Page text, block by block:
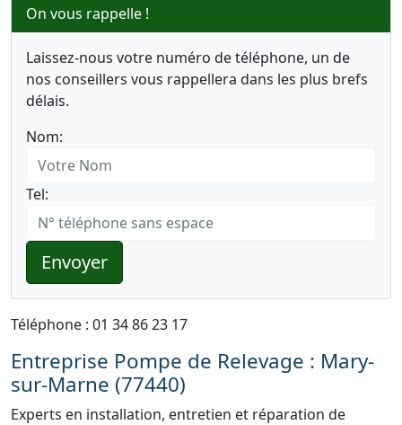
On vous rappelle !
Laissez-nous votre numéro de téléphone, un de
nos conseillers vous rappellera dans les plus brefs
délais.
Nom:
Tel:
Envoyer
Téléphone : 01 34 86 23 17
Entreprise Pompe de Relevage : Mary-
sur-Marne (77440)
Experts en installation, entretien et réparation de